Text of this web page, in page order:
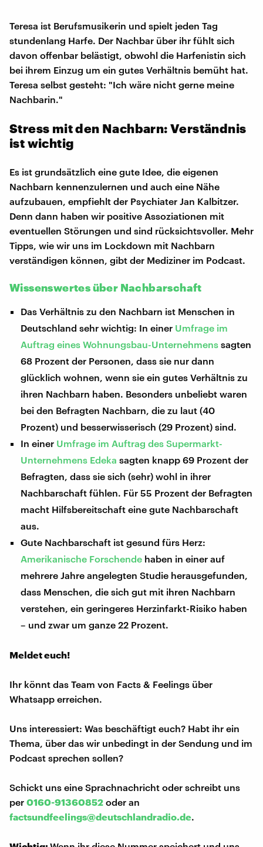
Teresa ist Berufsmusikerin und spielt jeden Tag
stundenlang Harfe. Der Nachbar über ihr fühlt sich
davon offenbar belästigt, obwohl die Harfenistin sich
bei ihrem Einzug um ein gutes Verhältnis bemüht hat.
Teresa selbst gesteht: "Ich wäre nicht gerne meine
Nachbarin."
Stress mit den Nachbarn: Verständnis
ist wichtig
Es ist grundsätzlich eine gute Idee, die eigenen
Nachbarn kennenzulernen und auch eine Nähe
aufzubauen, empfiehlt der Psychiater Jan Kalbitzer.
Denn dann haben wir positive Assoziationen mit
eventuellen Störungen und sind rücksichtsvoller. Mehr
Tipps, wie wir uns im Lockdown mit Nachbarn
verständigen können, gibt der Mediziner im Podcast.
Wissenswertes über Nachbarschaft
Das Verhältnis zu den Nachbarn ist Menschen in
Deutschland sehr wichtig: In einer Umfrage im
Auftrag eines Wohnungsbau-Unternehmens sagten
68 Prozent der Personen, dass sie nur dann
glücklich wohnen, wenn sie ein gutes Verhältnis zu
ihren Nachbarn haben. Besonders unbeliebt waren
bei den Befragten Nachbarn, die zu laut (40
Prozent) und besserwisserisch (29 Prozent) sind.
In einer Umfrage im Auftrag des Supermarkt-
Unternehmens Edeka sagten knapp 69 Prozent der
Befragten, dass sie sich (sehr) wohl in ihrer
Nachbarschaft fühlen. Für 55 Prozent der Befragten
macht Hilfsbereitschaft eine gute Nachbarschaft
aus.
Gute Nachbarschaft ist gesund fürs Herz:
Amerikanische Forschende haben in einer auf
mehrere Jahre angelegten Studie herausgefunden,
dass Menschen, die sich gut mit ihren Nachbarn
verstehen, ein geringeres Herzinfarkt-Risiko haben
– und zwar um ganze 22 Prozent.
Meldet euch!
Ihr könnt das Team von Facts & Feelings über
Whatsapp erreichen.
Uns interessiert: Was beschäftigt euch? Habt ihr ein
Thema, über das wir unbedingt in der Sendung und im
Podcast sprechen sollen?
Schickt uns eine Sprachnachricht oder schreibt uns
per 0160-91360852 oder an
factsundfeelings@deutschlandradio.de.